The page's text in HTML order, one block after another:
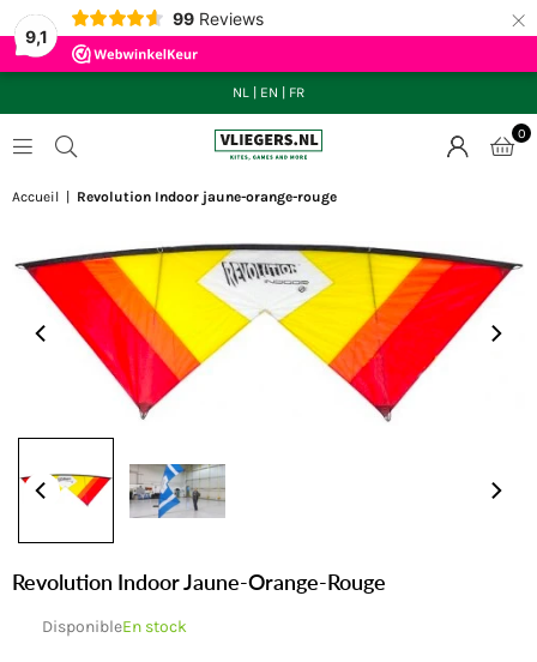
9,1
99 Reviews ×
NL EN FR
0
Accueil Revolution Indoor jaune-orange-rouge
Revolution Indoor Jaune-Orange-Rouge
DisponibleEn stock